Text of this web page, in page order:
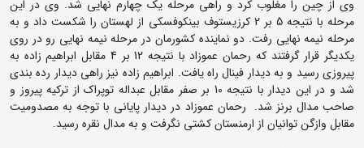
وی از چین را مغلوب کرد و راهی مرحله یک چهارم نهایی شد. وی در این
مرحله با نتیجه 5 بر 2 کرزیستوف بینکوفسکی از لهستان را شکست داد و به
مرحله نیمه نهایی رفت. دو نماینده کشورمان در مرحله نیمه نهایی رو در روی
یکدیگر قرار گرفتند که رحمان عموزاد با نتیجه 12 بر 4 مقابل ابراهیم زاده به
پیروزی رسید و به دیدار فینال راه یافت. ابراهیم زاده نیز راهی دیدار رده بندی
شد و در این دیدار با نتیجه 10 بر صفر مقابل عبداله توپراک از ترکیه پیروز و
صاحب مدال برنز شد. رحمان عموزاد در دیدار پایانی با توجه به مصدومیت
مقابل وازگن توانیان از ارمنستان کشتی نگرفت و به مدال نقره رسید.